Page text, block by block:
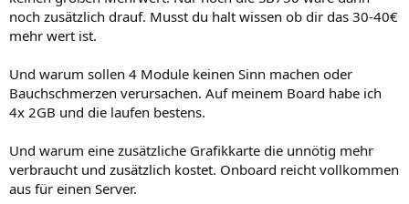
noch zusätzlich drauf. Musst du halt wissen ob dir das 30-40€
mehr wert ist.
Und warum sollen 4 Module keinen Sinn machen oder
Bauchschmerzen verursachen. Auf meinem Board habe ich
4x 2GB und die laufen bestens.
Und warum eine zusätzliche Grafikkarte die unnötig mehr
verbraucht und zusätzlich kostet. Onboard reicht vollkommen
aus für einen Server.